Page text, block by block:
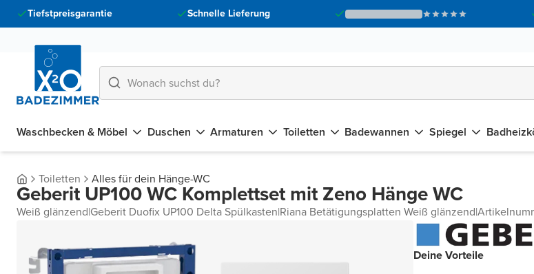
Tiefstpreisgarantie Schnelle Lieferung
Waschbecken & Möbel Duschen Armaturen Toiletten Badewannen Spiegel
Toiletten Alles für dein Hänge-WC
Geberit UP100 WC Komplettset mit Zeno Hänge WC
Weiß glänzend|Geberit Duofix UP100 Delta Spülkasten|Riana Betätigungsplatten Weiß glänzend|
Deine Vorteile